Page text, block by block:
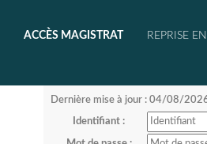
ACCÈS MAGISTRAT REPRISE
Dernière mise à jour : 04/08/
Identifiant :